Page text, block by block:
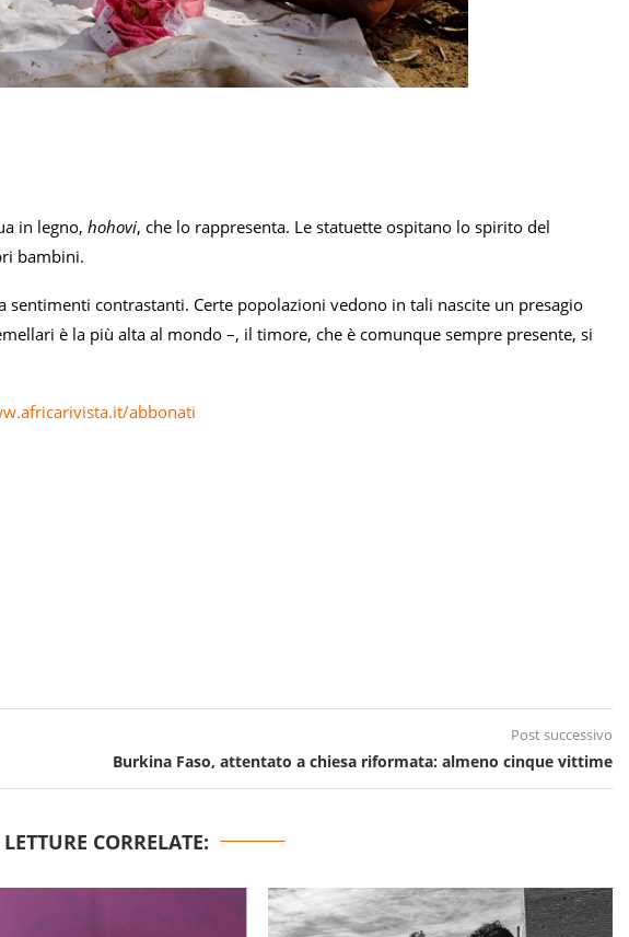
in legno, hohovi, che lo rappresenta. Le statuette ospitano lo spirito del
bambini.
contrastanti. Certe popolazioni vedono in tali nascite un presagio
è la più alta al mondo –, il timore, che è comunque sempre presente, si
abbonati
Post successivo
Burkina Faso, attentato a chiesa riformata: almeno cinque vittime
CORRELATE: